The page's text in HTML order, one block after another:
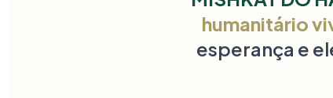
humanitário
esperança e